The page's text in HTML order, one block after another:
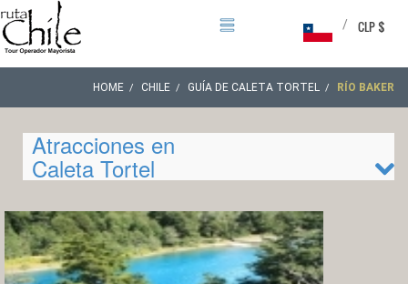
CLP $
/
HOME CHILE GUÍA DE CALETA TORTEL RÍO BAKER
Atracciones en
Caleta Tortel